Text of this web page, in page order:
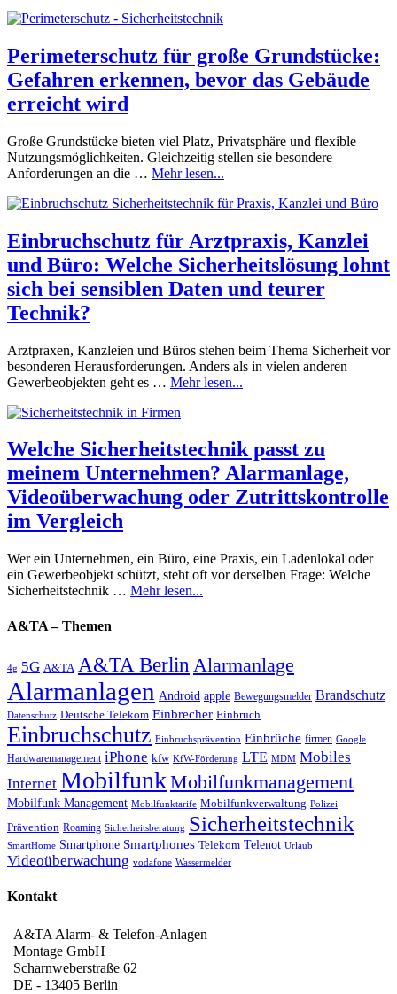
Perimeterschutz für große Grundstücke:
Gefahren erkennen, bevor das Gebäude
erreicht wird
Große Grundstücke bieten viel Platz, Privatsphäre und flexible
Nutzungsmöglichkeiten. Gleichzeitig stellen sie besondere
Anforderungen an die … Mehr lesen...
Einbruchschutz für Arztpraxis, Kanzlei
und Büro: Welche Sicherheitslösung lohnt
sich bei sensiblen Daten und teurer
Technik?
Arztpraxen, Kanzleien und Büros stehen beim Thema Sicherheit vor
besonderen Herausforderungen. Anders als in vielen anderen
Gewerbeobjekten geht es … Mehr lesen...
Welche Sicherheitstechnik passt zu
meinem Unternehmen? Alarmanlage,
Videoüberwachung oder Zutrittskontrolle
im Vergleich
Wer ein Unternehmen, ein Büro, eine Praxis, ein Ladenlokal oder
ein Gewerbeobjekt schützt, steht oft vor derselben Frage: Welche
Sicherheitstechnik … Mehr lesen...
A&TA – Themen
4g 5G A&TA A&TA Berlin Alarmanlage
Alarmanlagen Android apple Bewegungsmelder Brandschutz
Datenschutz Deutsche Telekom Einbrecher Einbruch
Einbruchschutz Einbruchsprävention Einbrüche firmen Google
Hardwaremanagement iPhone kfw KfW-Förderung LTE MDM Mobiles
Internet MobilfunkMobilfunkmanagement
Mobilfunk Management Mobilfunktarife Mobilfunkverwaltung Polizei
Prävention Roaming Sicherheitsberatung Sicherheitstechnik
SmartHome Smartphone Smartphones Telekom Telenot Urlaub
Videoüberwachung vodafone Wassermelder
Kontakt
A&TA Alarm- & Telefon-Anlagen
Montage GmbH
Scharnweberstraße 62
DE - 13405 Berlin